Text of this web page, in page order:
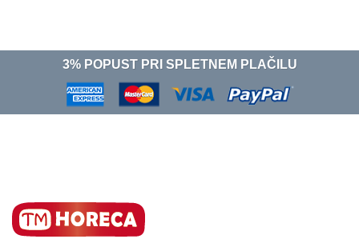
3% POPUST PRI SPLETNEM PLAČILU